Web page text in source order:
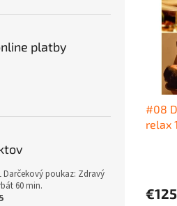
platby
Darčekový poukaz: Zdravý
60 min.
#08
relax
€125